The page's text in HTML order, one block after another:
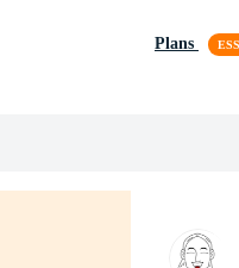
Plans